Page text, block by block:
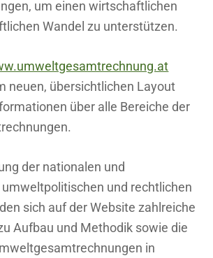
um einen wirtschaftlichen
Wandel zu unterstützen.
neuen, übersichtlichen Layout
über alle Bereiche der
der nationalen und
und rechtlichen
sich auf der Website zahlreiche
Aufbau und Methodik sowie die
in